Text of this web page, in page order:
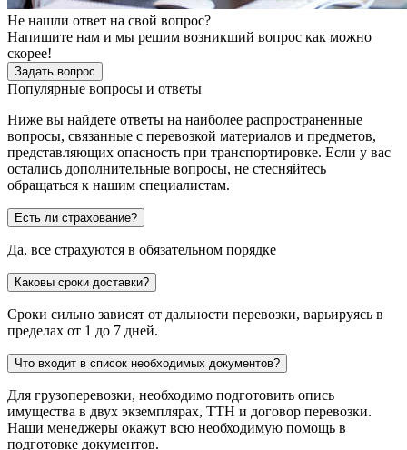
Не нашли ответ на свой вопрос?
Напишите нам и мы решим возникший вопрос как можно
скорее!
Задать вопрос
Популярные вопросы и ответы
Ниже вы найдете ответы на наиболее распространенные
вопросы, связанные с перевозкой материалов и предметов,
представляющих опасность при транспортировке. Если у вас
остались дополнительные вопросы, не стесняйтесь
обращаться к нашим специалистам.
Есть ли страхование?
Да, все страхуются в обязательном порядке
Каковы сроки доставки?
Сроки сильно зависят от дальности перевозки, варьируясь в
пределах от 1 до 7 дней.
Что входит в список необходимых документов?
Для грузоперевозки, необходимо подготовить опись
имущества в двух экземплярах, ТТН и договор перевозки.
Наши менеджеры окажут всю необходимую помощь в
подготовке документов.